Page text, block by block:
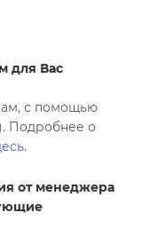
для Вас
с помощью
Подробнее о
.
от менеджера